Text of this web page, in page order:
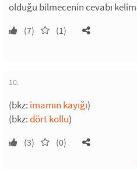
olduğu bilmecenin cevabı
(7) (1)
10.
(bkz: imamın kayığı)
(bkz:dört kollu)
(3) (0)